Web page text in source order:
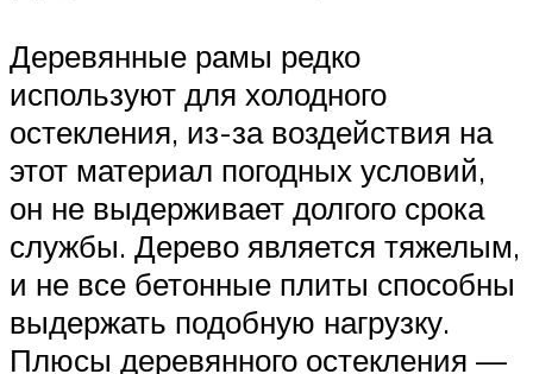
Деревянные рамы редко
используют для холодного
остекления, из-за воздействия на
этот материал погодных условий,
он не выдерживает долгого срока
службы. Дерево является тяжелым,
и не все бетонные плиты способны
выдержать подобную нагрузку.
Плюсы деревянного остекления —